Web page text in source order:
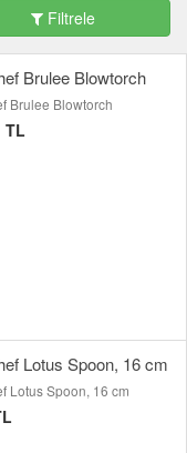
Filtrele
Brulee Blowtorch
Brulee Blowtorch
TL
Lotus Spoon, 16 cm
Lotus Spoon, 16 cm